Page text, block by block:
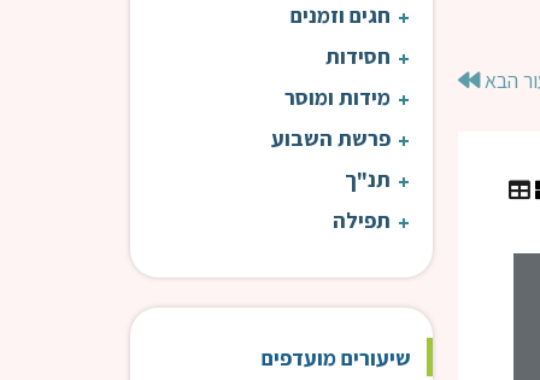
הבא
חגים וזמנים
חסידות
מידות ומוסר
פרשת השבוע
תנ"ך
תפילה
שיעורים מועדפים